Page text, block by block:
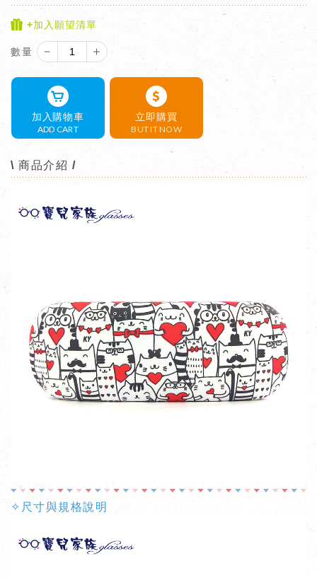
+加入願望清單
數量 － ＋
加入購物車
ADD CART
立即購買
BUT IT NOW
\ 商品介紹 /
✧尺寸與規格說明